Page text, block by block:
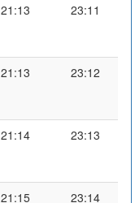
21:13 23:11
21:13 23:12
21:14 23:13
21:15 23:14